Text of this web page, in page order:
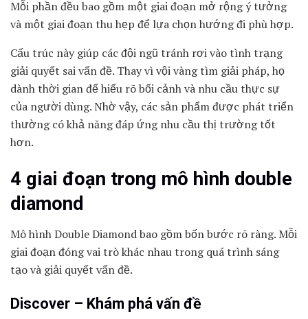
Mỗi phần đều bao gồm một giai đoạn mở rộng ý tưởng
và một giai đoạn thu hẹp để lựa chọn hướng đi phù hợp.
Cấu trúc này giúp các đội ngũ tránh rơi vào tình trạng
giải quyết sai vấn đề. Thay vì vội vàng tìm giải pháp, họ
dành thời gian để hiểu rõ bối cảnh và nhu cầu thực sự
của người dùng. Nhờ vậy, các sản phẩm được phát triển
thường có khả năng đáp ứng nhu cầu thị trường tốt
hơn.
4 giai đoạn trong mô hình double
diamond
Mô hình Double Diamond bao gồm bốn bước rõ ràng. Mỗi
giai đoạn đóng vai trò khác nhau trong quá trình sáng
tạo và giải quyết vấn đề.
Discover – Khám phá vấn đề